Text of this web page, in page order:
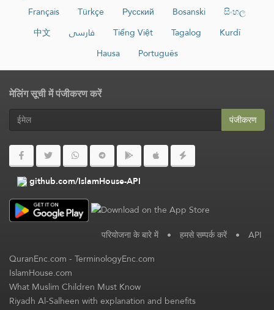
Français
Türkçe Русский Bosanski
සිංහල
中文
فارسی Tiếng Việt Tagalog
Kurdî
Hausa
Português
मेलिंग सूची में पंजीकरण करें
पंजीकरण
github.com/IslamHouse-API
परियोजना के बारे में • हमसे सम्पर्क करें • API
QuranEnc.com-TerminologyEnc.com
IslamHouse.com
What Muslim Children Must Know
Riyadh Al-Salheen with explanation and benefits